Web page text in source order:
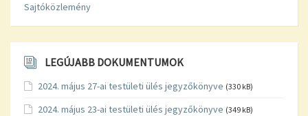
Sajtóközlemény
LEGÚJABB DOKUMENTUMOK
2024. május 27-ai testületi ülés jegyzőkönyve (330 kB)
2024. május 23-ai testületi ülés jegyzőkönyve (349 kB)